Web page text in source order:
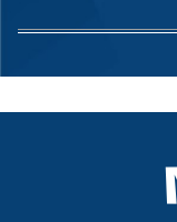
1
8